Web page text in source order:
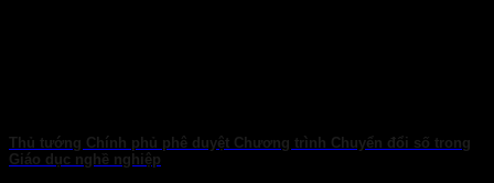
Thủ tướng Chính phủ phê duyệt Chương trình Chuyển đổi số trong
Giáo dục nghề nghiệp